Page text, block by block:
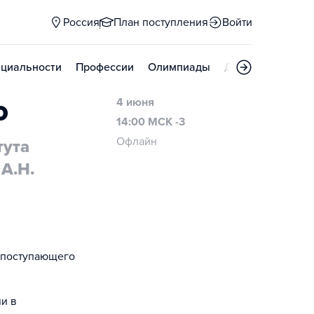
Россия План поступления Войти
Профессии Олимпиады Дни открытых
А.Н.
в
4 июня
14:00 МСК -3
Офлайн